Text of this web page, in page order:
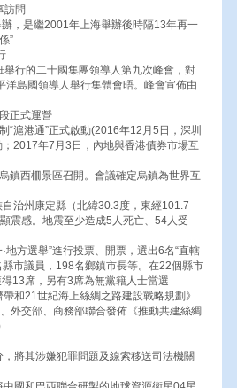
訪問
，是繼2001年上海舉辦後時隔13年再一
”
行的二十國集團領導人第九次峰會，對
島國領導人舉行集體會晤。峰會宣佈由
正式運營
滬港通”正式啟動(2016年12月5日，深圳
2017年7月3日，內地與香港債券市場互
鎮西柵景區召開。會議確定烏鎮為世界互
治州康定縣（北緯30.3度，東經101.7
震感。地震至少造成5人死亡、54人受
方選舉”進行投票、開票，選出6名“直轄
市議員，198名鄉鎮市長等。在22個縣市
13席，另有3席為無黨籍人士當選
和21世紀海上絲綢之路建設戰略規劃》
外交部、商務部聯合發佈《推動共建絲綢
將其涉嫌犯罪問題及線索移送司法機關